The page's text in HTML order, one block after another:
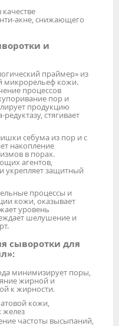
акне, снижающего
и
праймер» из
микрорельеф кожи.
процессов
пор и
продукцию
стягивает
себума из пор и с
накопление
в порах.
агентов,
укрепляет защитный
процессы и
кожи, оказывает
уровень
шелушение и
сыворотки для
минимизирует поры,
жирной и
к жирности.
кожи,
желез
частоты высыпаний,